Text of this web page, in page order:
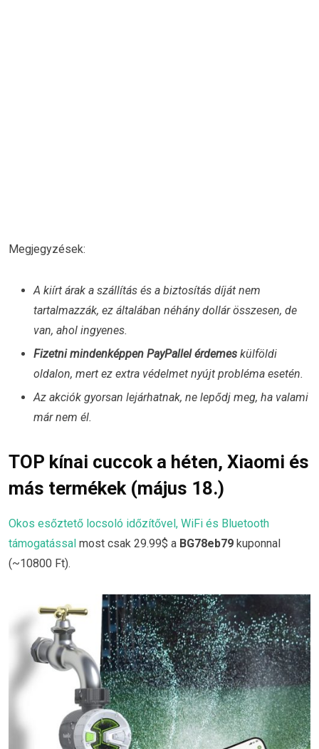
Megjegyzések:
A kiírt árak a szállítás és a biztosítás díját nem
tartalmazzák, ez általában néhány dollár összesen, de
van, ahol ingyenes.
Fizetni mindenképpen PayPallel érdemes külföldi
oldalon, mert ez extra védelmet nyújt probléma esetén.
Az akciók gyorsan lejárhatnak, ne lepődj meg, ha valami
már nem él.
TOP kínai cuccok a héten, Xiaomi és
más termékek (május 18.)
Okos esőztető locsoló időzítővel, WiFi és Bluetooth
támogatással most csak 29.99$ a BG78eb79 kuponnal
(~10800 Ft).